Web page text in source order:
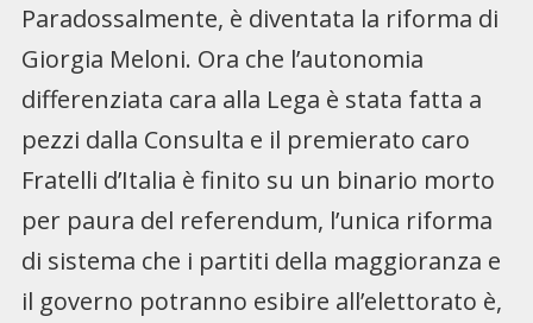
Paradossalmente, è diventata la riforma di
Giorgia Meloni. Ora che l’autonomia
differenziata cara alla Lega è stata fatta a
pezzi dalla Consulta e il premierato caro
Fratelli d’Italia è finito su un binario morto
per paura del referendum, l’unica riforma
di sistema che i partiti della maggioranza e
il governo potranno esibire all’elettorato è,